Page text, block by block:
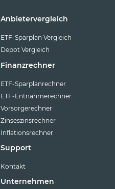
Anbietervergleich
ETF-Sparplan Vergleich
Depot Vergleich
Finanzrechner
ETF-Sparplanrechner
ETF-Entnahmerechner
Vorsorgerechner
Zinseszinsrechner
Inflationsrechner
Support
Kontakt
Unternehmen